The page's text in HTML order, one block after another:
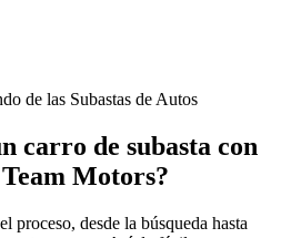
de las Subastas de Autos
carro de subasta con
Motors?
proceso, desde la búsqueda hasta